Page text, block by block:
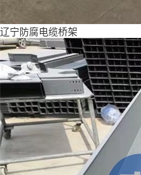
辽宁防腐电缆桥架